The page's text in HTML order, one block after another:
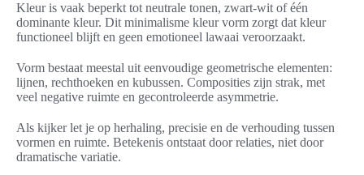
Kleur is vaak beperkt tot neutrale tonen, zwart-wit of één
dominante kleur. Dit minimalisme kleur vorm zorgt dat kleur
functioneel blijft en geen emotioneel lawaai veroorzaakt.
Vorm bestaat meestal uit eenvoudige geometrische elementen:
lijnen, rechthoeken en kubussen. Composities zijn strak, met
veel negative ruimte en gecontroleerde asymmetrie.
Als kijker let je op herhaling, precisie en de verhouding tussen
vormen en ruimte. Betekenis ontstaat door relaties, niet door
dramatische variatie.